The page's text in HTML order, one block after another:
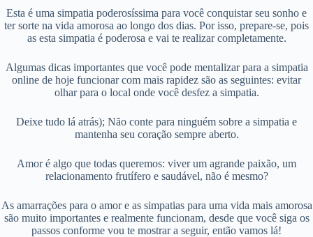
Esta é uma simpatia poderosíssima para você conquistar seu sonho e
ter sorte na vida amorosa ao longo dos dias. Por isso, prepare-se, pois
as esta simpatia é poderosa e vai te realizar completamente.
Algumas dicas importantes que você pode mentalizar para a simpatia
online de hoje funcionar com mais rapidez são as seguintes: evitar
olhar para o local onde você desfez a simpatia.
Deixe tudo lá atrás); Não conte para ninguém sobre a simpatia e
mantenha seu coração sempre aberto.
Amor é algo que todas queremos: viver um agrande paixão, um
relacionamento frutífero e saudável, não é mesmo?
As amarrações para o amor e as simpatias para uma vida mais amorosa
são muito importantes e realmente funcionam, desde que você siga os
passos conforme vou te mostrar a seguir, então vamos lá!